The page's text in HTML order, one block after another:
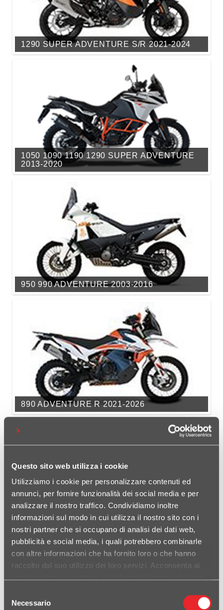
Questo sito web utilizza i cookie
Utilizziamo i cookie per personalizzare contenuti ed
annunci, per fornire funzionalità dei social media e per
analizzare il nostro traffico. Condividiamo inoltre
informazioni sul modo in cui utilizza il nostro sito con i
nostri partner che si occupano di analisi dei dati web,
pubblicità e social media, i quali potrebbero combinarle
con altre informazioni che ha fornito loro o che hanno
raccolto dal suo utilizzo dei loro servizi. Acconsenta ai
delNecessario
1290 SUPER ADVENTURE S/R 2021-2024
1050 1090 1190 1290 SUPER ADVENTURE
2013-2020
950 990 ADVENTURE 2003-2016
890 ADVENTURE R 2021-2026